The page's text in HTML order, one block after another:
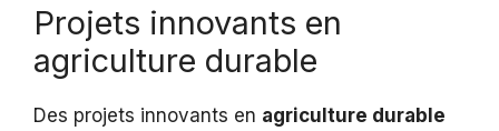
Projets innovants en
agriculture durable
Des projets innovants en agriculture durable